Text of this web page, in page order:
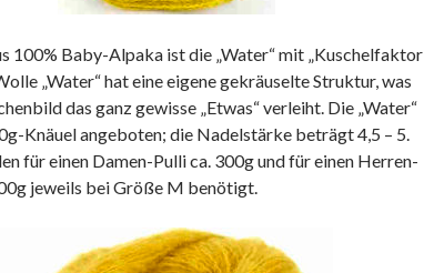
100% Baby-Alpaka ist die „Water“ mit „Kuschelfaktor
„Water“ hat eine eigene gekräuselte Struktur, was
das ganz gewisse „Etwas“ verleiht. Die „Water“
Knäuel angeboten; die Nadelstärke beträgt 4,5 – 5.
für einen Damen-Pulli ca. 300g und für einen Herren-
jeweils bei Größe M benötigt.